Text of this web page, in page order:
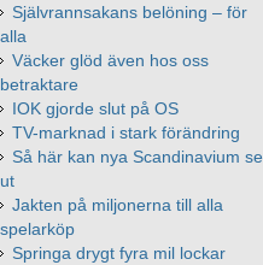
Självrannsakans belöning – för
alla
Väcker glöd även hos oss
betraktare
IOK gjorde slut på OS
TV-marknad i stark förändring
Så här kan nya Scandinavium se
ut
Jakten på miljonerna till alla
spelarköp
Springa drygt fyra mil lockar